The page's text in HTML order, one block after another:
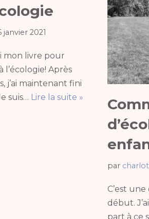
janvier 2021
mon livre pour
l’écologie! Après
j’ai maintenant fini
suis… Lire la suite »
par
C’est
début.
part à ce